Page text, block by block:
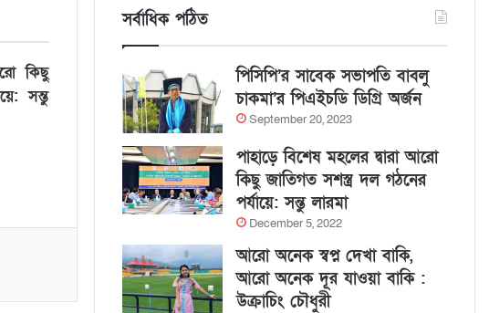
কিছু
সন্তু
সর্বাধিক পঠিত
পিসিপি’র সাবেক সভাপতি বাবলু
চাকমা’র পিএইচডি ডিগ্রি অর্জন
September 20, 2023
পাহাড়ে বিশেষ মহলের দ্বারা আরো
কিছু জাতিগত সশস্ত্র দল গঠনের
পর্যায়ে: সন্তু লারমা
December 5, 2022
আরো অনেক স্বপ্ন দেখা বাকি,
আরো অনেক দূর যাওয়া বাকি :
উক্রাচিং চৌধুরী